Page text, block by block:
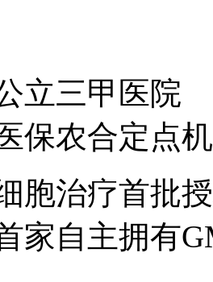
立三甲医院
保农合定点
胞治疗首批
家自主拥有